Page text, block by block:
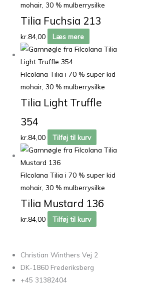
mohair, 30 % mulberrysilke
Tilia Fuchsia 213
kr.84,00 Læs mere
Filcolana Tilia i 70 % super kid
mohair, 30 % mulberrysilke
Tilia Light Truffle
354
kr.84,00 Tilføj til kurv
Filcolana Tilia i 70 % super kid
mohair, 30 % mulberrysilke
Tilia Mustard 136
kr.84,00 Tilføj til kurv
Christian Winthers Vej 2
DK-1860 Frederiksberg
+45 31382404